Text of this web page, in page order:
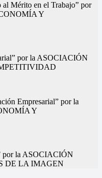
al Mérito en el Trabajo” por
Y
por la ASOCIACIÓN
Empresarial” por la
Y
por la ASOCIACIÓN
DE LA IMAGEN